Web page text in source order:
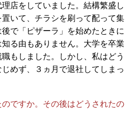
店をしていました。結構繁盛し
いて、チラシを刷って配って集
で「ピザーラ」を始めたときに
る由もありません。大学を卒業
もしました。しかし、私はどう
めず、３ヵ月で退社してしまっ
ですか。その後はどうされたの